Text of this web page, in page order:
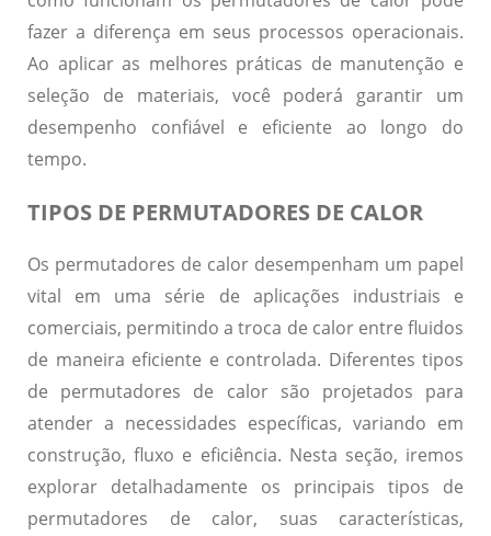
fazer a diferença em seus processos operacionais.
Ao aplicar as melhores práticas de manutenção e
seleção de materiais, você poderá garantir um
desempenho confiável e eficiente ao longo do
tempo.
TIPOS DE PERMUTADORES DE CALOR
Os permutadores de calor desempenham um papel
vital em uma série de aplicações industriais e
comerciais, permitindo a troca de calor entre fluidos
de maneira eficiente e controlada. Diferentes tipos
de permutadores de calor são projetados para
atender a necessidades específicas, variando em
construção, fluxo e eficiência. Nesta seção, iremos
explorar detalhadamente os principais tipos de
permutadores de calor, suas características,